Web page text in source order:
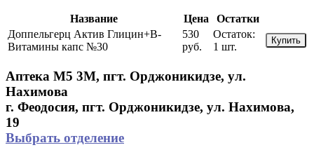
Название Цена
Остатки
Доппельгерц Актив Глицин+В-
Витамины капс №30
530
руб.
Остаток:
1 шт.
Купить
Аптека М5 3М, пгт. Орджоникидзе, ул.
Нахимова
г. Феодосия, пгт. Орджоникидзе, ул. Нахимова,
19
Выбрать отделение